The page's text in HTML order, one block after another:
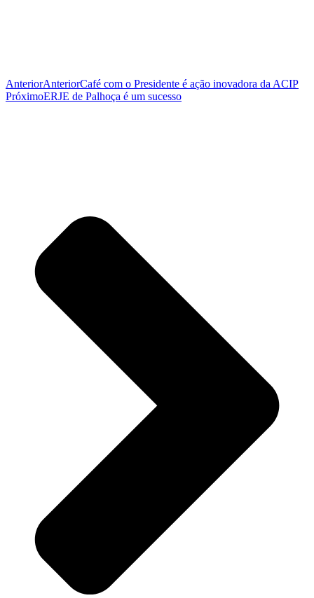
AnteriorAnteriorCafé com o Presidente é ação inovadora da ACIP
PróximoERJE de Palhoça é um sucesso